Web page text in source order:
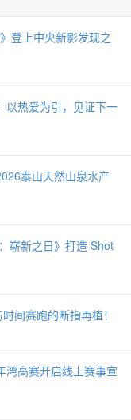
登上中央新影发现之
以热爱为引，见证下一
泰山天然山泉水产
崭新之日》打造 Shot
间赛跑的断指再植！
湾高赛开启线上赛事宣